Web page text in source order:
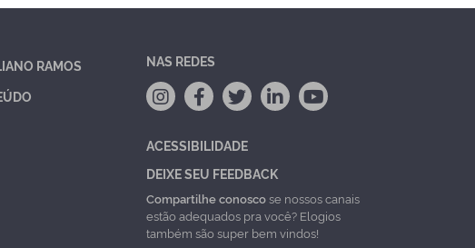
RAMOS
NAS REDES
ACESSIBILIDADE
DEIXE SEU FEEDBACK
Compartilhe conoscose nossos canais
estão adequados pra você? Elogios
também são super bem vindos!